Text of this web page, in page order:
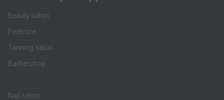
Beauty salon
Pedicure
Tanning salon
Barbershop
Nail salon